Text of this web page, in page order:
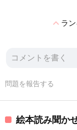
expand_lessラ
問題を報告する
絵本読み聞か